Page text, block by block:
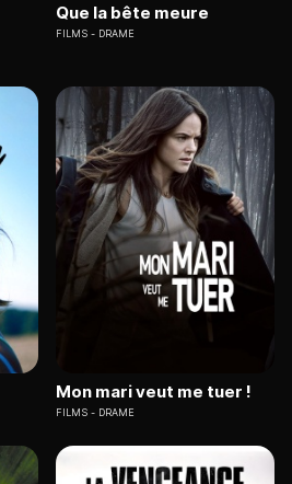
Que la bête meure
FILMS DRAME
Mon mari veut me tuer !
FILMS DRAME